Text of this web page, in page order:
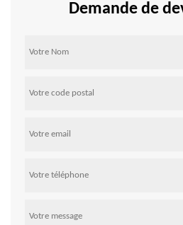
Demande de